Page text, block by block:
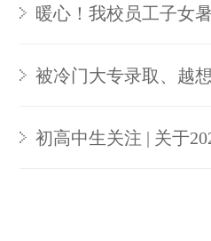
暖心！我校员工子女
被冷门大专录取、越
初高中生关注 | 关于